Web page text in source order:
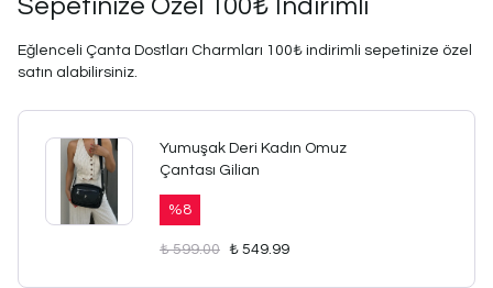
Sepetinize Özel 100₺ İndirimli
Eğlenceli Çanta Dostları Charmları 100₺ indirimli sepetinize özel
satın alabilirsiniz.
Yumuşak Deri Kadın Omuz
Çantası Gilian
%8
₺ 599.00 ₺ 549.99